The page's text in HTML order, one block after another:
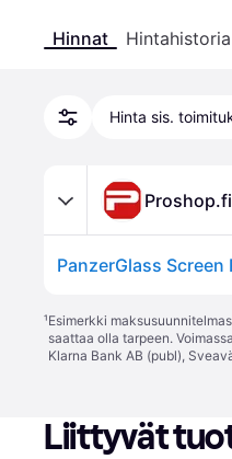
Hinnat Hintahistoria
Hinta sis.
Proshop.fi
PanzerGlass
¹Esimerkki
saattaa olla tarpeen.
Klarna Bank AB (publ),
Liittyvät